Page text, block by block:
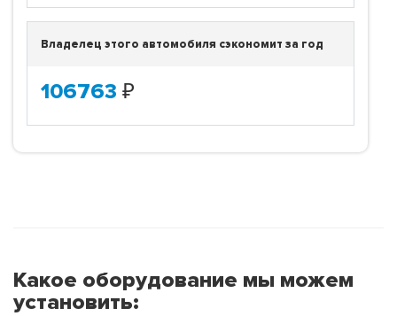
Владелец этого автомобиля сэкономит за год
106763 ₽
Какое оборудование мы можем
установить: